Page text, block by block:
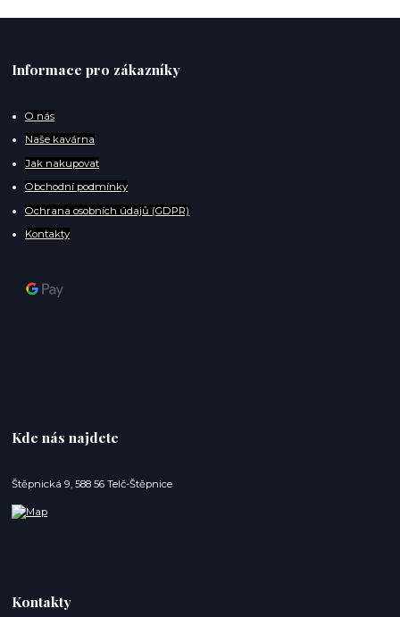
Informace pro zákazníky
O nás
Naše kavárna
Jak nakupovat
Obchodní podmínky
Ochrana osobních údajů (GDPR)
Kontakty
Kde nás najdete
Štěpnická 9, 588 56 Telč-Štěpnice
Kontakty